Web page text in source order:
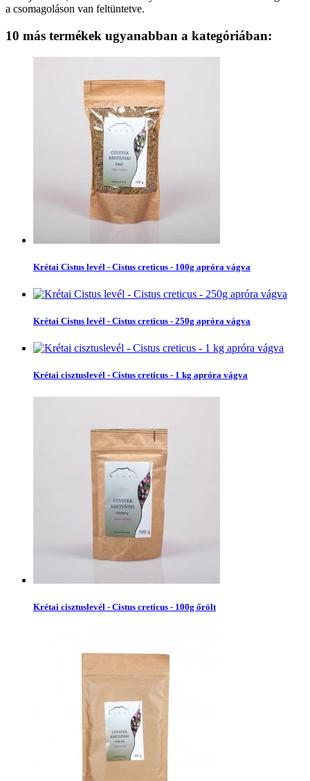
a csomagoláson van feltüntetve.
10 más termékek ugyanabban a kategóriában:
Krétai Cistus levél - Cistus creticus - 100g apróra vágva
Krétai Cistus levél - Cistus creticus - 250g apróra vágva
Krétai cisztuslevél - Cistus creticus - 1 kg apróra vágva
Krétai cisztuslevél - Cistus creticus - 100g őrölt